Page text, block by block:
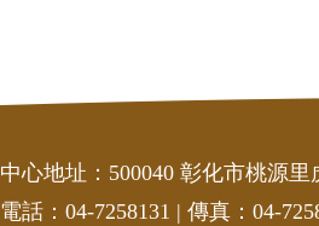
中心地址：500040 彰化市桃源里
電話：04-7258131 | 傳真：04-